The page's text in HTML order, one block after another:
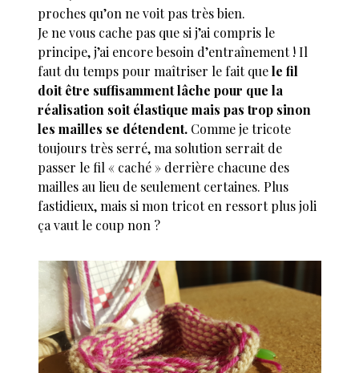
proches qu’on ne voit pas très bien.
Je ne vous cache pas que si j’ai compris le
principe, j’ai encore besoin d’entraînement ! Il
faut du temps pour maîtriser le fait quele fil
doit être suffisamment lâche pour que la
réalisation soit élastique mais pas trop sinon
les mailles se détendent. Comme je tricote
toujours très serré, ma solution serrait de
passer le fil « caché » derrière chacune des
mailles au lieu de seulement certaines. Plus
fastidieux, mais si mon tricot en ressort plus joli
ça vaut le coup non ?